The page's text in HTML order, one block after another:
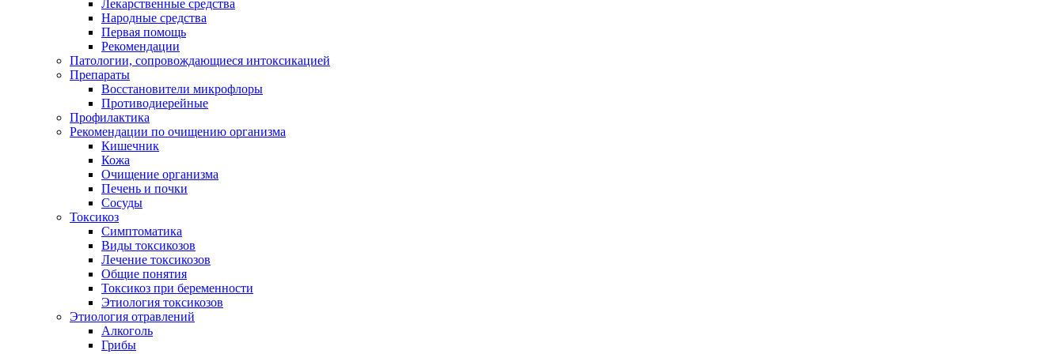
Лекарственные средства
Народные средства
Первая помощь
Рекомендации
Патологии, сопровождающиеся интоксикацией
Препараты
Восстановители микрофлоры
Противодиерейные
Профилактика
Рекомендации по очищению организма
Кишечник
Кожа
Очищение организма
Печень и почки
Сосуды
Токсикоз
Cимптоматика
Виды токсикозов
Лечение токсикозов
Общие понятия
Токсикоз при беременности
Этиология токсикозов
Этиология отравлений
Алкоголь
Грибы